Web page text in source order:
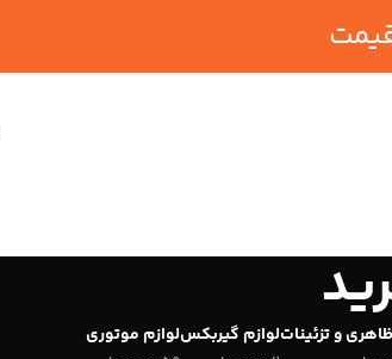
و تزئیناتلوازم گیربکسلوازم موتوری